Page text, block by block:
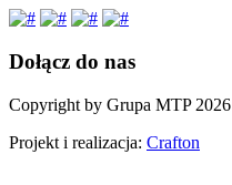
Dołącz do nas
Copyright by Grupa MTP 2026
Projekt i realizacja: Crafton